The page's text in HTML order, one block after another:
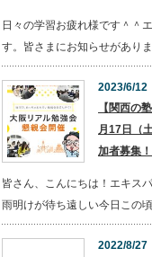
日々の学習お疲れ様です＾＾
す。皆さまにお知らせがあり
2023/6/12
【関西の
月17日（
加者募集
皆さん、こんにちは！エキス
雨明けが待ち遠しい今日この
2022/8/27